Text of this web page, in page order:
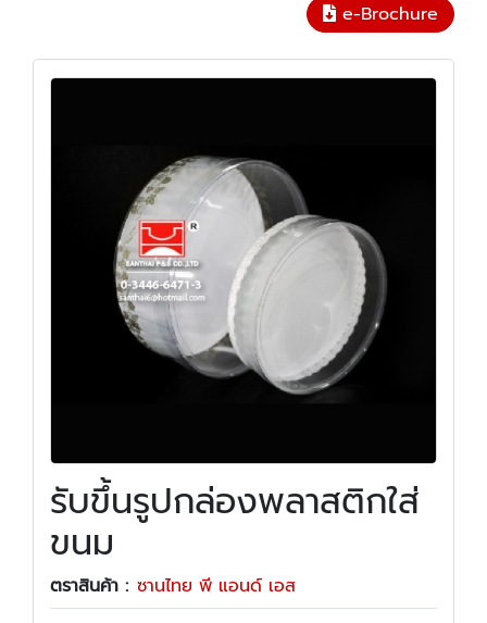
e-Brochure
รับขึ้นรูปกล่องพลาสติกใส่
ขนม
ตราสินค้า : ซานไทย พี แอนด์ เอส